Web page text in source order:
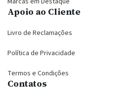
Apoio ao Cliente
Livro de Reclamações
Política de Privacidade
Termos e Condições
Contatos